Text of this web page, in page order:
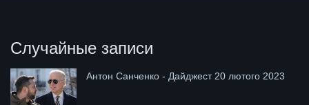
Случайные записи
Антон Санченко - Дайджест 20 лютого 2023